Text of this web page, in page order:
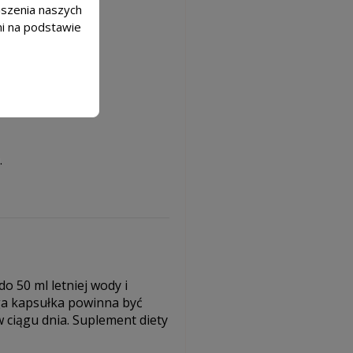
50 ml letniej wody i
kapsułka powinna być
ciągu dnia. Suplement diety
naszych
na podstawie